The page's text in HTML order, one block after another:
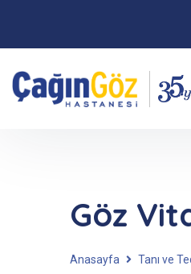
Göz
Anasayfa Tanı ve